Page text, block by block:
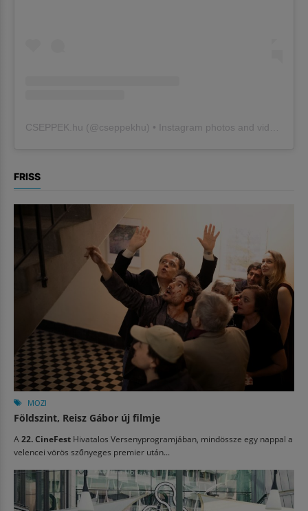
CSEPPEK.hu (@cseppekhu ) • Instagram photos and videos
FRISS
MOZI
Földszint, Reisz Gábor új filmje
A 22. CineFest Hivatalos Versenyprogramjában, mindössze egy nappal a
velencei vörös szőnyeges premier után...